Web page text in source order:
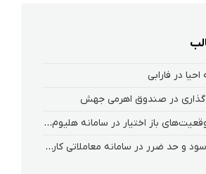
در فارابی
گذاری در صندوق اهرمی جهش
نحوه‌ مشاهده‌ موقعیت‌های باز اختیار در سامانه هلیوم و نکست
نحوه تعیین حد سود و حد ضرر در سامانه معاملاتی کارگزاری فارابی